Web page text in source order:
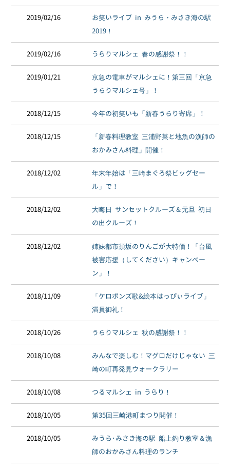
2019/02/16
お笑いライブ in みうら・みさき海の駅
2019！
2019/02/16 うらりマルシェ 春の感謝祭！！
2019/01/21
京急の電車がマルシェに！第三回「京急
うらりマルシェ号」！
2018/12/15 今年の初笑いも「新春うらり寄席」！
2018/12/15
「新春料理教室 三浦野菜と地魚の漁師の
おかみさん料理」開催！
2018/12/02
年末年始は「三崎まぐろ祭ビッグセー
ル」で！
2018/12/02
大晦日 サンセットクルーズ＆元旦 初日
の出クルーズ！
2018/12/02
姉妹都市須坂のりんごが大特価！「台風
被害応援（してください）キャンペー
ン」！
2018/11/09
「ケロポンズ歌&絵本はっぴぃライブ」
満員御礼！
2018/10/26 うらりマルシェ 秋の感謝祭！！
2018/10/08
みんなで楽しむ！マグロだけじゃない 三
崎の町再発見ウォークラリー
2018/10/08 つるマルシェ in うらり！
2018/10/05 第35回三崎港町まつり開催！
2018/10/05
みうら･みさき海の駅 船上釣り教室＆漁
師のおかみさん料理のランチ